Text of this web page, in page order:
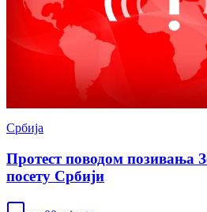
Србија
Протест поводом позивања
посету Србији